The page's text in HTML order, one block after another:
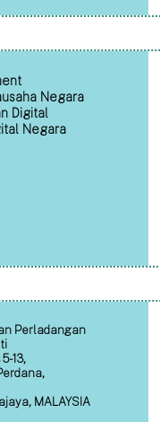
Negara
Digital
Negara
Perladangan
13,
MALAYSIA